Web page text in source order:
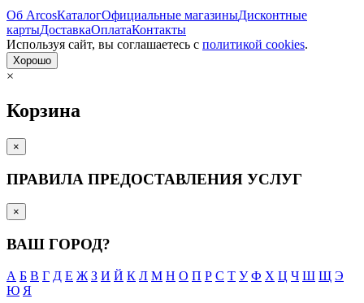
Об ArcosКаталогОфициальные магазиныДисконтные
картыДоставкаОплатаКонтакты
Используя сайт, вы согла­шаетесь с политикой cookies.
Хорошо
×
Корзина
×
ПРАВИЛА ПРЕДОСТАВЛЕНИЯ УСЛУГ
×
ВАШ ГОРОД?
А Б В Г Д Е Ж З И Й К Л М Н О П Р С Т У Ф Х Ц Ч Ш Щ Э
Ю Я